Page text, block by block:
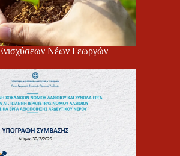
Νέων Γεωργών